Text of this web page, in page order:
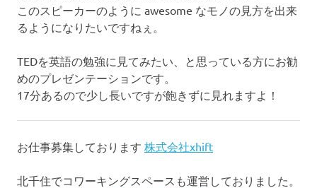
このスピーカーのように awesome なモノの見方を出来
るようになりたいですねぇ。
TEDを英語の勉強に見てみたい、と思っている方にお勧
めのプレゼンテーションです。
17分あるので少し長いですが飽きずに見れますよ！
お仕事募集しております 株式会社xhift
北千住でコワーキングスペースも運営しておりました。